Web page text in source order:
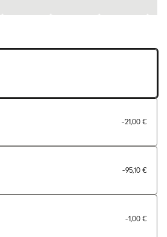
-21,00 €
-95,10 €
-1,00 €